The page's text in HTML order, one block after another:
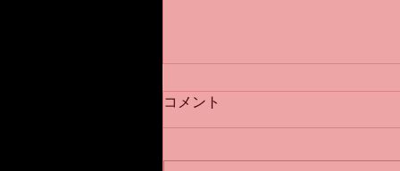
川崎パーソナルジムNOUVST
コメント